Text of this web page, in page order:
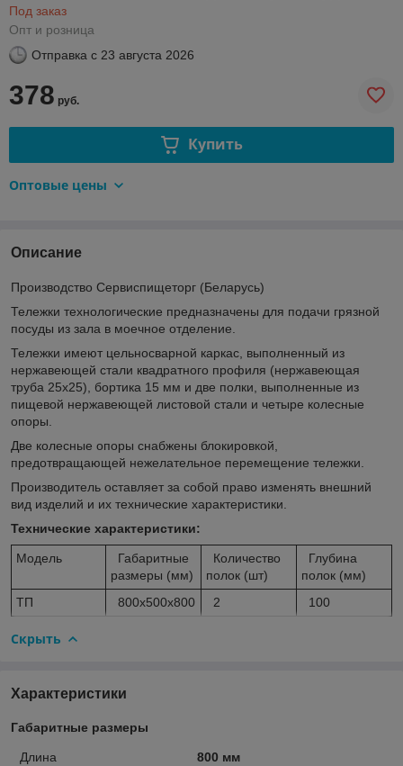
Под заказ
Опт и розница
Отправка с 23 августа 2026
378 руб.
Купить
Оптовые цены
Описание
Производство Сервиспищеторг (Беларусь)
Тележки технологические предназначены для подачи грязной
посуды из зала в моечное отделение.
Тележки имеют цельносварной каркас, выполненный из
нержавеющей стали квадратного профиля (нержавеющая
труба 25х25), бортика 15 мм и две полки, выполненные из
пищевой нержавеющей листовой стали и четыре колесные
опоры.
Две колесные опоры снабжены блокировкой,
предотвращающей нежелательное перемещение тележки.
Производитель оставляет за собой право изменять внешний
вид изделий и их технические характеристики.
Технические характеристики:
Модель
Габаритные
размеры (мм)
Количество
полок (шт)
Глубина
полок (мм)
ТП
800х500х800 2 100
Скрыть
Характеристики
Габаритные размеры
Длина
800 мм